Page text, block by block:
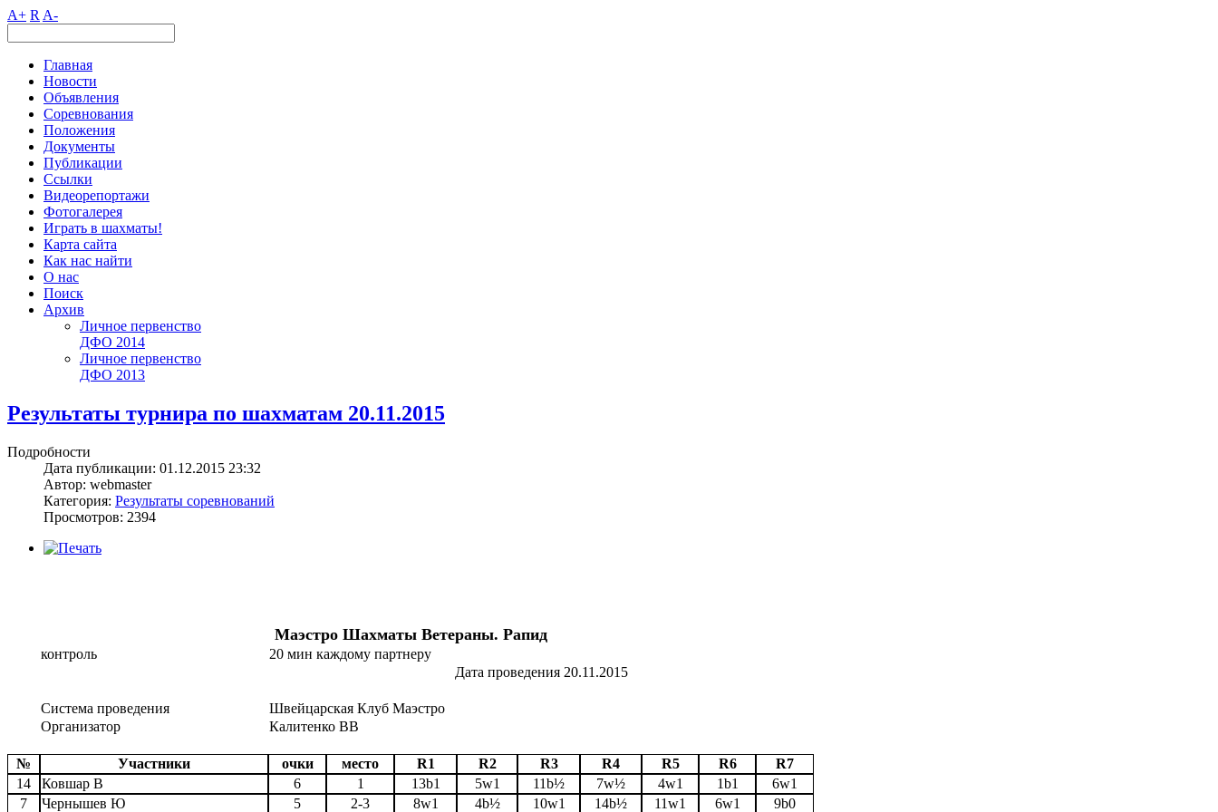
A+ R A-
Главная
Новости
Объявления
Соревнования
Положения
Документы
Публикации
Ссылки
Видеорепортажи
Фотогалерея
Играть в шахматы!
Карта сайта
Как нас найти
О нас
Поиск
Архив
Личное первенство
ДФО 2014
Личное первенство
ДФО 2013
Результаты турнира по шахматам 20.11.2015
Подробности
Дата публикации: 01.12.2015 23:32
Автор: webmaster
Категория: Результаты соревнований
Просмотров: 2394
Маэстро Шахматы Ветераны. Рапид
контроль
20 мин каждому партнеру
Дата проведения 20.11.2015
Система проведения
Швейцарская Клуб Маэстро
Организатор
Калитенко ВВ
№ Участники очки место R1 R2 R3 R4 R5 R6
R7
14
Ковшар В 6 1 13b1 5w1 11b½ 7w½ 4w1 1b1
6w1
7
Чернышев Ю 5 2-3 8w1 4b½ 10w1 14b½ 11w1 6w1 9b0